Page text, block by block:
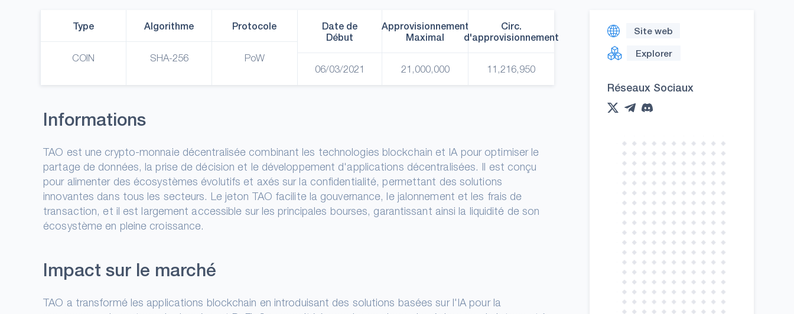
Type
COIN
Algorithme
SHA-256
Protocole
PoW
Date de
Début
06/03/2021
Approvisionnement
Maximal
21,000,000
Circ.
d'approvisionnement
11,216,950
Informations
TAO est une crypto-monnaie décentralisée combinant les technologies blockchain et IA pour optimiser le
partage de données, la prise de décision et le développement d'applications décentralisées. Il est conçu
pour alimenter des écosystèmes évolutifs et axés sur la confidentialité, permettant des solutions
innovantes dans tous les secteurs. Le jeton TAO facilite la gouvernance, le jalonnement et les frais de
transaction, et il est largement accessible sur les principales bourses, garantissant ainsi la liquidité de son
écosystème en pleine croissance.
Impact sur le marché
TAO a transformé les applications blockchain en introduisant des solutions basées sur l'IA pour la
Site web
Explorer
Réseaux Sociaux